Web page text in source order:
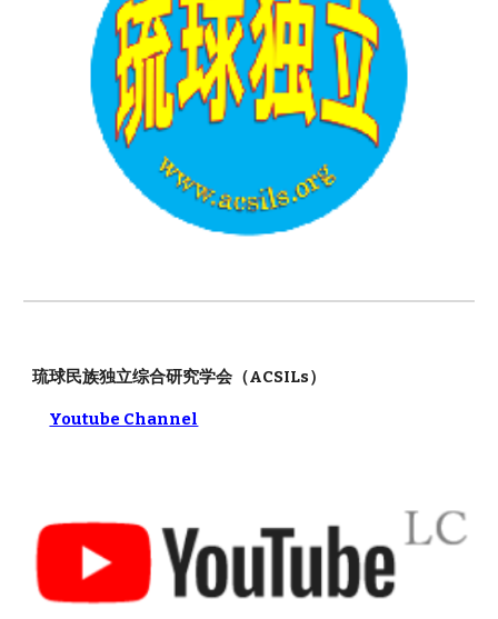
琉球民族独立综合研究学会 （ACSILs）
Youtube Channel